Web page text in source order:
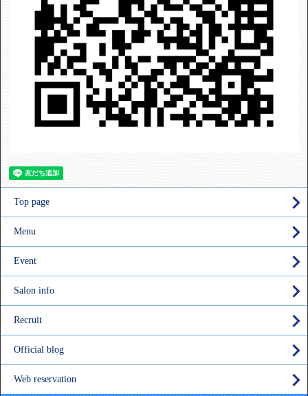
Top page
Menu
Event
Salon info
Recruit
Official blog
Web reservation